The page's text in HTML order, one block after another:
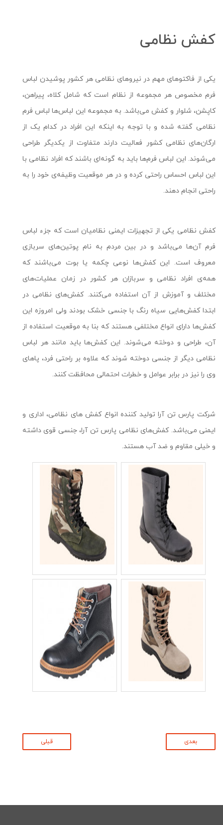
کفش نظامی
یکی از فاکتوهای مهم در نیروهای نظامی هر کشور پوشیدن لباس
فرم مخصوص هر مجموعه از نظام است که شامل کلاه، پیراهن،
کاپشن، شلوار و کفش می‌باشد. به مجموعه این لباس‌ها لباس فرم
نظامی گفته شده و با توجه به اینکه این افراد در کدام یک از
ارگان‌های نظامی کشور فعالیت دارند متفاوت از یکدیگر طراحی
می‌شوند. این لباس فرم‌ها باید به گونه‌ای باشند که افراد نظامی با
این لباس احساس راحتی کرده و در هر موقعیت وظیفه‌ی خود را به
راحتی انجام دهند.
کفش نظامی یکی از تجهیزات ایمنی نظامیان است که جزء لباس
فرم آن‌ها می‌باشد و در بین مردم به نام پوتین‌های سربازی
معروف است. این کفش‌ها نوعی چکمه یا بوت می‌باشند که
همه‌ی افراد نظامی و سربازان هر کشور در زمان عملیات‌های
مختلف و آموزش از آن استفاده می‌کنند. کفش‌های نظامی در
ابتدا کفش‌هایی سیاه رنگ با جنسی خشک بودند ولی امروزه این
کفش‌ها دارای انواع مختلفی هستند که بنا به موقعیت استفاده از
آن، طراحی و دوخته می‌شوند. این کفش‌ها باید مانند هر لباس
نظامی دیگر از جنسی دوخته شوند که علاوه بر راحتی فرد، پاهای
وی را نیز در برابر عوامل و خطرات احتمالی محافظت کنند.
شرکت پارس تن آرا تولید کننده انواع کفش های نظامی، اداری و
ایمنی می‌باشد. کفش‌های نظامی پارس تن آرا، جنسی قوی داشته
و خیلی مقاوم و ضد آب هستند.
قبلی بعدی